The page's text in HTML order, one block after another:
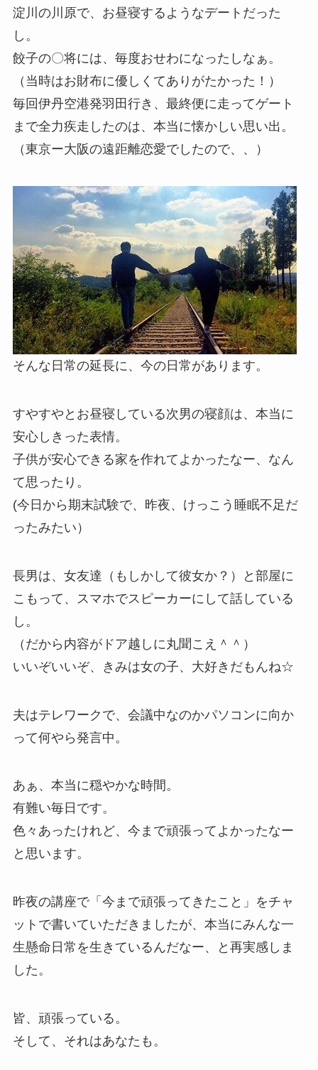
淀川の川原で、お昼寝するようなデートだった
し。
餃子の〇将には、毎度おせわになったしなぁ。
（当時はお財布に優しくてありがたかった！）
毎回伊丹空港発羽田行き、最終便に走ってゲート
まで全力疾走したのは、本当に懐かしい思い出。
（東京ー大阪の遠距離恋愛でしたので、、）
そんな日常の延長に、今の日常があります。
すやすやとお昼寝している次男の寝顔は、本当に
安心しきった表情。
子供が安心できる家を作れてよかったなー、なん
て思ったり。
(今日から期末試験で、昨夜、けっこう睡眠不足だ
ったみたい）
長男は、女友達（もしかして彼女か？）と部屋に
こもって、スマホでスピーカーにして話している
し。
（だから内容がドア越しに丸聞こえ＾＾）
いいぞいいぞ、きみは女の子、大好きだもんね☆
夫はテレワークで、会議中なのかパソコンに向か
って何やら発言中。
あぁ、本当に穏やかな時間。
有難い毎日です。
色々あったけれど、今まで頑張ってよかったなー
と思います。
昨夜の講座で「今まで頑張ってきたこと」をチャ
ットで書いていただきましたが、本当にみんな一
生懸命日常を生きているんだなー、と再実感しま
した。
皆、頑張っている。
そして、それはあなたも。